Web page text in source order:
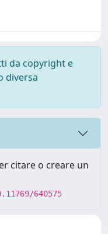
da copyright e
diversa
citare o creare un
640575